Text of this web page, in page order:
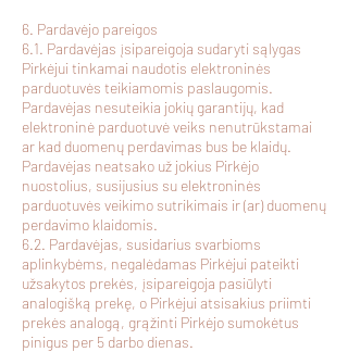
6. Pardavėjo pareigos
6.1. Pardavėjas įsipareigoja sudaryti sąlygas
Pirkėjui tinkamai naudotis elektroninės
parduotuvės teikiamomis paslaugomis.
Pardavėjas nesuteikia jokių garantijų, kad
elektroninė parduotuvė veiks nenutrūkstamai
ar kad duomenų perdavimas bus be klaidų.
Pardavėjas neatsako už jokius Pirkėjo
nuostolius, susijusius su elektroninės
parduotuvės veikimo sutrikimais ir (ar) duomenų
perdavimo klaidomis.
6.2. Pardavėjas, susidarius svarbioms
aplinkybėms, negalėdamas Pirkėjui pateikti
užsakytos prekės, įsipareigoja pasiūlyti
analogišką prekę, o Pirkėjui atsisakius priimti
prekės analogą, grąžinti Pirkėjo sumokėtus
pinigus per 5 darbo dienas.